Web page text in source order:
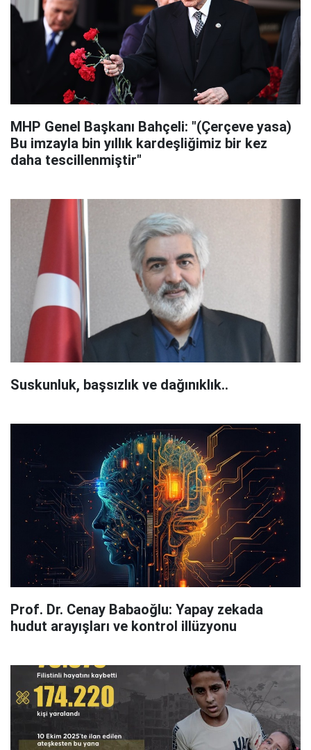
MHP Genel Başkanı Bahçeli: "(Çerçeve yasa)
Bu imzayla bin yıllık kardeşliğimiz bir kez
daha tescillenmiştir"
Suskunluk, başsızlık ve dağınıklık..
Prof. Dr. Cenay Babaoğlu: Yapay zekada
hudut arayışları ve kontrol illüzyonu